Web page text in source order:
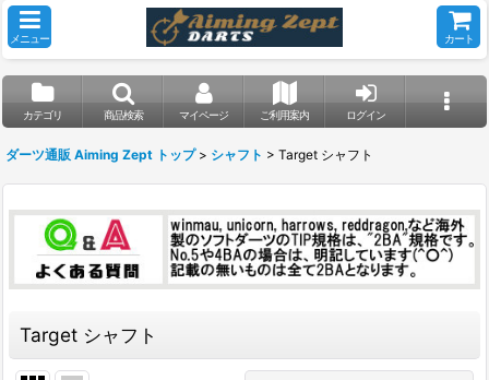
メニュー カート
カテゴリ 商品検索 マイページ ご利用案内 ログイン
ダーツ通販 Aiming Zept トップ > シャフト > Target シャフト
Target シャフト